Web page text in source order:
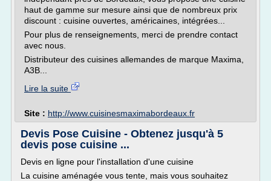
haut de gamme sur mesure ainsi que de nombreux prix
discount : cuisine ouvertes, américaines, intégrées...
Pour plus de renseignements, merci de prendre contact
avec nous.
Distributeur des cuisines allemandes de marque Maxima,
A3B...
Lire la suite
Site : http://www.cuisinesmaximabordeaux.fr
Devis Pose Cuisine - Obtenez jusqu'à 5
devis pose cuisine ...
Devis en ligne pour l'installation d'une cuisine
La cuisine aménagée vous tente, mais vous souhaitez